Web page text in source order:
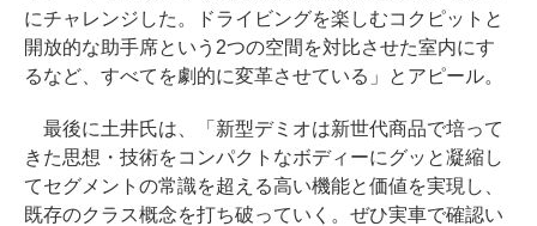
にチャレンジした。ドライビングを楽しむコクピットと
開放的な助手席という2つの空間を対比させた室内にす
るなど、すべてを劇的に変革させている」とアピール。
最後に土井氏は、「新型デミオは新世代商品で培って
きた思想・技術をコンパクトなボディーにグッと凝縮し
てセグメントの常識を超える高い機能と価値を実現し、
既存のクラス概念を打ち破っていく。ぜひ実車で確認い